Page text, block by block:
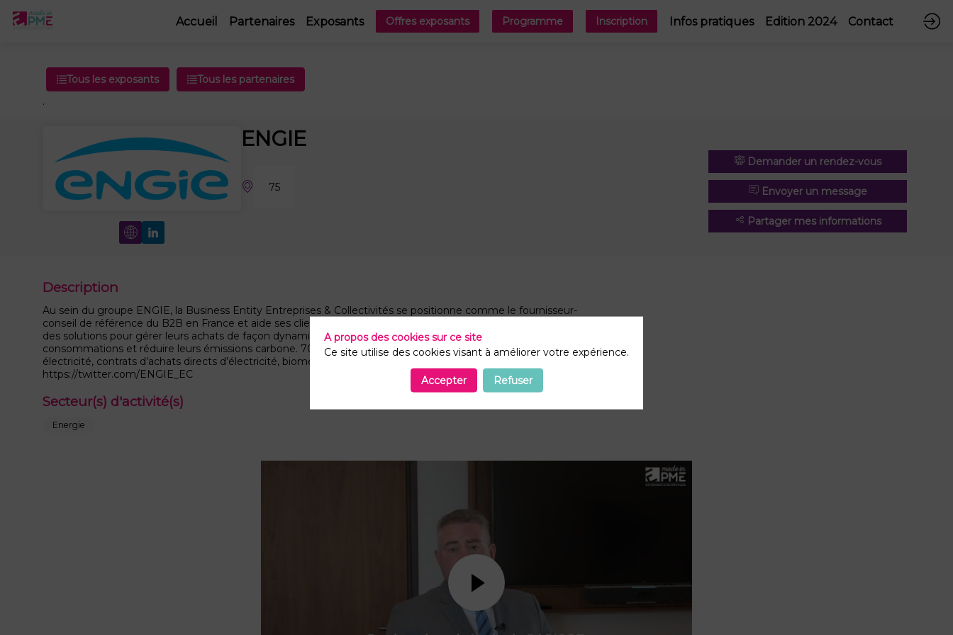
Accueil Partenaires Exposants Offres exposants Programme Inscription Infos pratiques Edition 2024 Contact
Tous les exposants
Tous les partenaires
.
Demander un rendez-vous
Envoyer un message
Partager mes informations
ENGIE
75
Description
Au sein du groupe ENGIE, la Business Entity Entreprises & Collectivités se positionne comme le fournisseur-
conseil de référence du B2B en France et aide ses clients à optimiser leur budget énergie, en leur apportant
des solutions pour gérer leurs achats de façon dynamique et adaptée à leurs besoins, baisser leurs
consommations et réduire leurs émissions carbone. 70 000 clients, 835 000 sites fournis en gaz naturel,
électricité, contrats d’achats directs d’électricité, biométhane. #withENGIE Suivez-nous également sur
https://twitter.com/ENGIE_EC
Secteur(s) d'activité(s)
Energie
A propos des cookies sur ce site
Ce site utilise des cookies visant à améliorer votre expérience.
Accepter Refuser